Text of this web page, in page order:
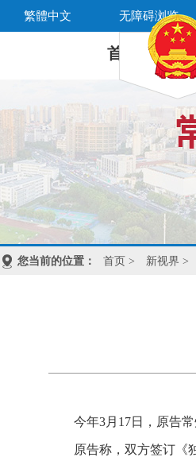
繁體中文 无障碍浏览
首 页
您当前的位置： 首页 > 新视界 >
今年3月17日，原告
原告称，双方签订《